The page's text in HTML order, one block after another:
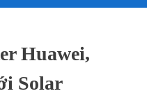
Huawei,
Solar